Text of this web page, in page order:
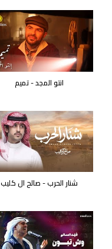
انتو المجد - تميم
شنار الحرب - صالح ال كليب